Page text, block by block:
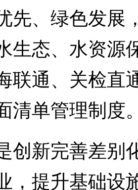
先、绿色发展
生态、水资源
联通、关检直
清单管理制度
新完善差别
，提升基础设